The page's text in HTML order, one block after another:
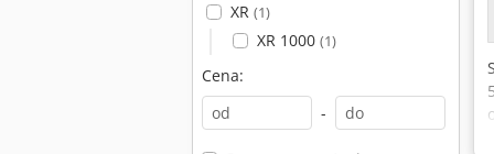
XR (1)
XR 1000 (1)
Cena:
-